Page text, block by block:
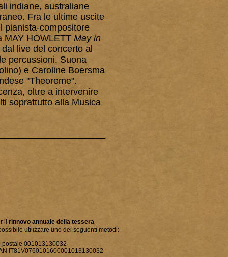
indiane, australiane
Fra le ultime uscite
pianista-compositore
MAY HOWLETT May in
live del concerto al
percussioni. Suona
e Caroline Boersma
"Theoreme".
oltre a intervenire
soprattutto alla Musica
il rinnovo annuale della tessera
utilizzare uno dei seguenti metodi:
postale 001013130032
IT81V0760101600001013130032